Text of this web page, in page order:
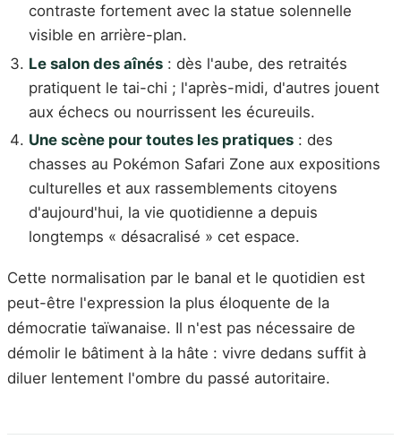
contraste fortement avec la statue solennelle
visible en arrière-plan.
Le salon des aînés : dès l'aube, des retraités
pratiquent le tai-chi ; l'après-midi, d'autres jouent
aux échecs ou nourrissent les écureuils.
Une scène pour toutes les pratiques : des
chasses au Pokémon Safari Zone aux expositions
culturelles et aux rassemblements citoyens
d'aujourd'hui, la vie quotidienne a depuis
longtemps « désacralisé » cet espace.
Cette normalisation par le banal et le quotidien est
peut-être l'expression la plus éloquente de la
démocratie taïwanaise. Il n'est pas nécessaire de
démolir le bâtiment à la hâte : vivre dedans suffit à
diluer lentement l'ombre du passé autoritaire.